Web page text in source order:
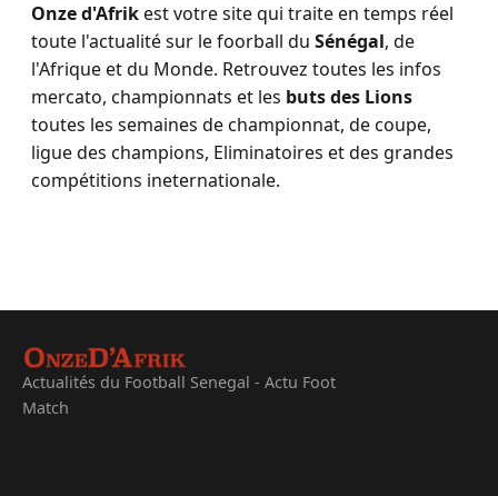
Onze d'Afrikest votre site qui traite en temps réel
toute l'actualité sur le foorball du Sénégal, de
l'Afrique et du Monde. Retrouvez toutes les infos
mercato, championnats et les buts des Lions
toutes les semaines de championnat, de coupe,
ligue des champions, Eliminatoires et des grandes
compétitions ineternationale.
Actualités du Football Senegal - Actu Foot
Match